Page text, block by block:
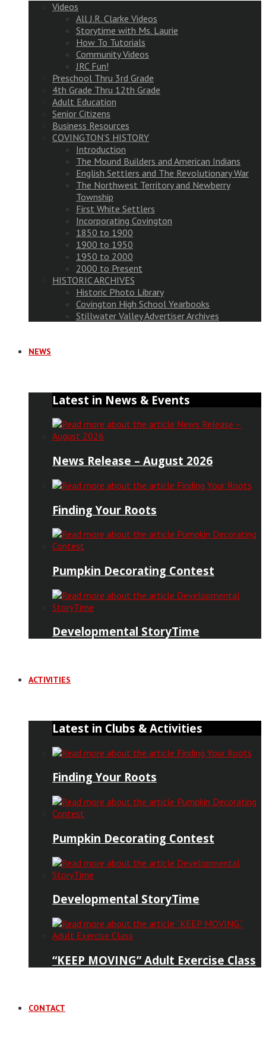
Videos
All J.R. Clarke Videos
Storytime with Ms. Laurie
How To Tutorials
Community Videos
JRC Fun!
Preschool Thru 3rd Grade
4th Grade Thru 12th Grade
Adult Education
Senior Citizens
Business Resources
COVINGTON’S HISTORY
Introduction
The Mound Builders and American Indians
English Settlers and The Revolutionary War
The Northwest Territory and Newberry
Township
First White Settlers
Incorporating Covington
1850 to 1900
1900 to 1950
1950 to 2000
2000 to Present
HISTORIC ARCHIVES
Historic Photo Library
Covington High School Yearbooks
Stillwater Valley Advertiser Archives
NEWS
Latest in News & Events
News Release – August 2026
Finding Your Roots
Pumpkin Decorating Contest
Developmental StoryTime
ACTIVITIES
Latest in Clubs & Activities
Finding Your Roots
Pumpkin Decorating Contest
Developmental StoryTime
“KEEP MOVING” Adult Exercise Class
CONTACT